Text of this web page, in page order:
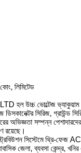
লিমিটেড
ভোল্টেজ ভ্যাকুয়াম
ডিসকানেক্টর সিরিজ, গ্রাউন্ড
অভিজ্ঞতা সম্পন্ন
রয়েছে।
সিস্টেমে থ্রি-
জেলা, ব্যবসা কেন্দ্র,